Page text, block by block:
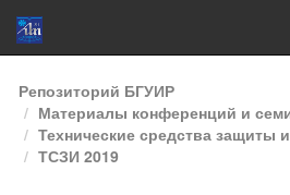
Skip
navigation
Репозиторий БГУИР
Материалы конференций и
Технические средства
ТСЗИ 2019